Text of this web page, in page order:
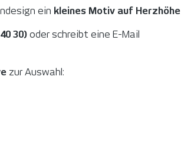
ein kleines Motiv auf Herzhöhe
30) oder schreibt eine E-Mail
zur Auswahl: